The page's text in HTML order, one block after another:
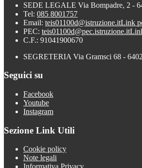
SEDE LEGALE Via Bompadre, 2 -
Tel: 085 8001757
Email: teis01100d@istruzione.itLink
PEC: teis01100d@pec.istruzione.it
C.F.: 91041900670
SEGRETERIA Via Gramsci 68 -
Seguici su
Facebook
Youtube
Instagram
Sezione Link Utili
Cookie policy
Note legali